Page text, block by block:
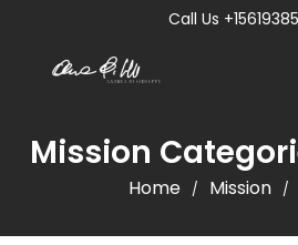
Call Us
Mission
Home / Mission /